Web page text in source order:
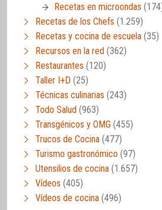
Recetas en microondas
Recetas de los Chefs (1.259)
Recetas y cocina de escuela (35)
Recursos en la red (362)
Restaurantes (120)
Taller I+D (25)
Técnicas culinarias (243)
Todo Salud (963)
Transgénicos y OMG (455)
Trucos de Cocina (477)
Turismo gastronómico (97)
Utensilios de cocina (1.657)
Vídeos (405)
Vídeos de cocina (496)